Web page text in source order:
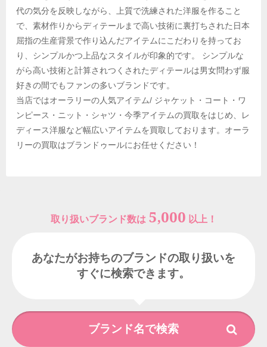
代の気分を反映しながら、上質で洗練された洋服を作ること
で、素材作りからディテールまで高い技術に裏打ちされた日本
屈指の生産背景で作り込んだアイテムにこだわりを持ってお
り、シンプルかつ上品なスタイルが印象的です。 シンプルな
がら高い技術と計算されつくされたディテールは男女問わず服
好きの間でもファンの多いブランドです。
当店ではオーラリーの人気アイテム/ ジャケット・コート・ワ
ンピース・ニット・シャツ・今季アイテムの買取をはじめ、レ
ディース洋服など幅広いアイテムを買取しております。オーラ
リーの買取はブランドゥールにお任せください！
取り扱いブランド数は 5,000 以上！
あなたがお持ちのブランドの取り扱いを
すぐに検索できます。